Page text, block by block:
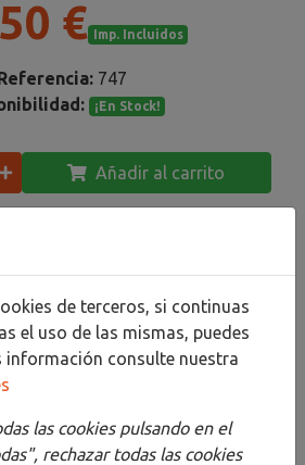
€ Imp. Incluidos
Referencia: 747
¡En Stock!
Añadir al carrito
Descripción
Adjuntos
de terceros, si continuas
el uso de las mismas, puedes
información consulte nuestra
las cookies pulsando en el
rechazar todas las cookies